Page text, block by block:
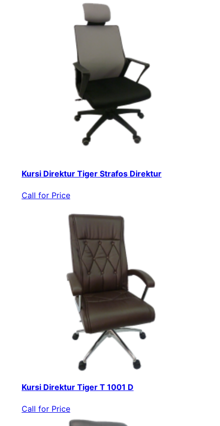
Kursi Direktur Tiger Strafos Direktur
Call for Price
Kursi Direktur Tiger T 1001 D
Call for Price